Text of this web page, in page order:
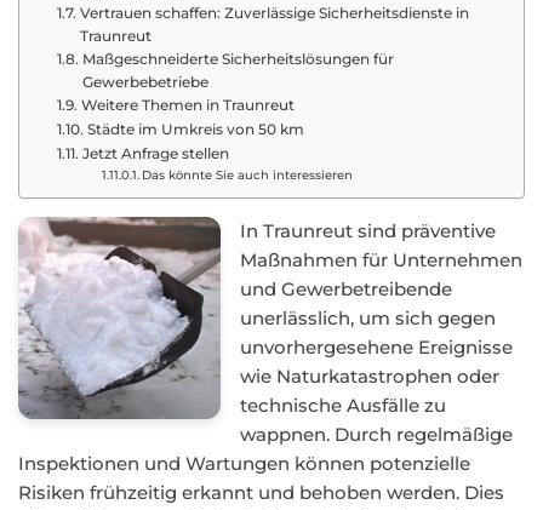
Vertrauen schaffen: Zuverlässige Sicherheitsdienste in
Traunreut
Maßgeschneiderte Sicherheitslösungen für
Gewerbebetriebe
Weitere Themen in Traunreut
Städte im Umkreis von 50 km
Jetzt Anfrage stellen
Das könnte Sie auch interessieren
In Traunreut sind präventive
Maßnahmen für Unternehmen
und Gewerbetreibende
unerlässlich, um sich gegen
unvorhergesehene Ereignisse
wie Naturkatastrophen oder
technische Ausfälle zu
wappnen. Durch regelmäßige
Inspektionen und Wartungen können potenzielle
Risiken frühzeitig erkannt und behoben werden. Dies